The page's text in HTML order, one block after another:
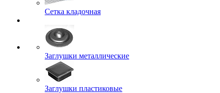
Сетка кладочная
Заглушки металлические
Заглушки пластиковые